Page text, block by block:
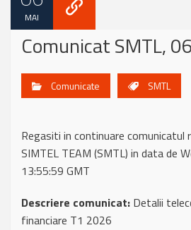
MAI
Comunicat SMTL,
Comunicate SMTL
Regasiti in continuare comunicatul
SIMTEL TEAM (SMTL) in data de
13:55:59 GMT
Descriere comunicat: Detalii
financiare T1 2026